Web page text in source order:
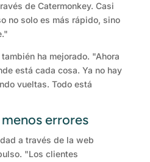
de Catermonkey. Casi
no solo es más rápido, sino
ha mejorado. "Ahora
está cada cosa. Ya no hay
vueltas. Todo está
errores
a través de la web
"Los clientes